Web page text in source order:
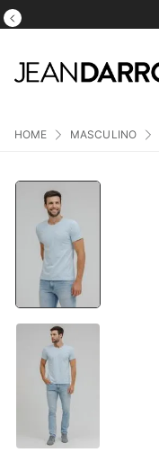
MASCULINO